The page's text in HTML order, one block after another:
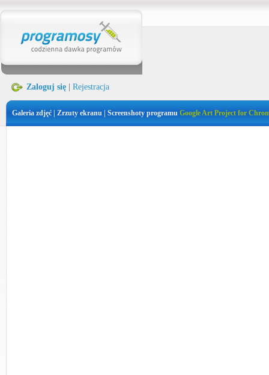
Zaloguj się Rejestracja
Galeria zdjęć | Zrzuty ekranu | Screenshoty programu Google Art Project for